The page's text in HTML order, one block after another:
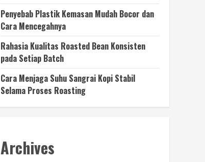
Penyebab Plastik Kemasan Mudah Bocor dan
Cara Mencegahnya
Rahasia Kualitas Roasted Bean Konsisten
pada Setiap Batch
Cara Menjaga Suhu Sangrai Kopi Stabil
Selama Proses Roasting
Archives